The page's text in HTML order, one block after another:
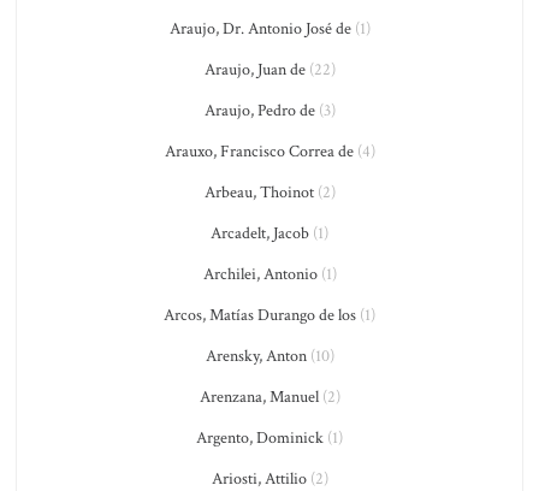
Araujo, Dr. Antonio José de(1)
Araujo, Juan de(22)
Araujo, Pedro de(3)
Arauxo, Francisco Correa de(4)
Arbeau, Thoinot(2)
Arcadelt, Jacob (1)
Archilei, Antonio(1)
Arcos, Matías Durango de los (1)
Arensky, Anton(10)
Arenzana, Manuel(2)
Argento, Dominick (1)
Ariosti, Attilio(2)